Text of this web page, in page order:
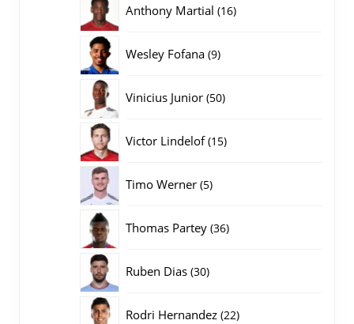
Anthony Martial 1616
Wesley Fofana 99
Vinicius Junior 5050
Victor Lindelof 1515
Timo Werner 55
Thomas Partey 3636
Ruben Dias 3030
Rodri Hernandez 2222